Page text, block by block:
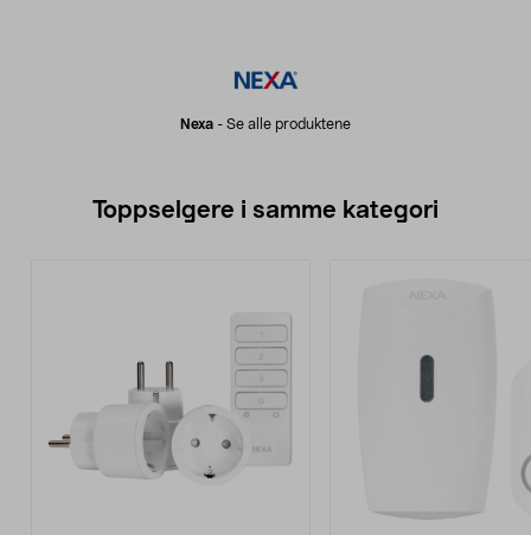
Nexa - Se alle produktene
Toppselgere i samme kategori